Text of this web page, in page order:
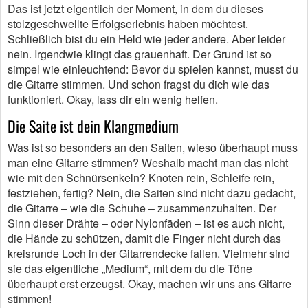
Das ist jetzt eigentlich der Moment, in dem du dieses
stolzgeschwellte Erfolgserlebnis haben möchtest.
Schließlich bist du ein Held wie jeder andere. Aber leider
nein. Irgendwie klingt das grauenhaft. Der Grund ist so
simpel wie einleuchtend: Bevor du spielen kannst, musst du
die Gitarre stimmen. Und schon fragst du dich wie das
funktioniert. Okay, lass dir ein wenig helfen.
Die Saite ist dein Klangmedium
Was ist so besonders an den Saiten, wieso überhaupt muss
man eine Gitarre stimmen? Weshalb macht man das nicht
wie mit den Schnürsenkeln? Knoten rein, Schleife rein,
festziehen, fertig? Nein, die Saiten sind nicht dazu gedacht,
die Gitarre – wie die Schuhe – zusammenzuhalten. Der
Sinn dieser Drähte – oder Nylonfäden – ist es auch nicht,
die Hände zu schützen, damit die Finger nicht durch das
kreisrunde Loch in der Gitarrendecke fallen. Vielmehr sind
sie das eigentliche „Medium“, mit dem du die Töne
überhaupt erst erzeugst. Okay, machen wir uns ans Gitarre
stimmen!